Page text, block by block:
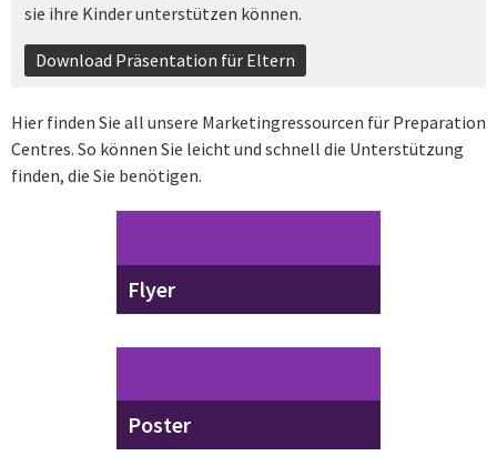
sie ihre Kinder unterstützen können.
Download Präsentation für Eltern
Hier finden Sie all unsere Marketingressourcen für Preparation
Centres. So können Sie leicht und schnell die Unterstützung
finden, die Sie benötigen.
Flyer
Poster